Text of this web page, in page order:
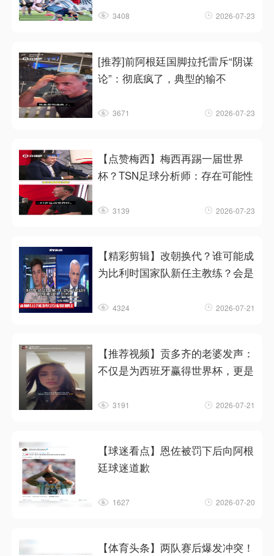
3408 2026-07-23
[推荐]前阿根廷国脚拉托雷斥“阴谋
论”：彻底疯了，典型的输不
3671 2026-07-23
【点赞梅西】梅西再踢一届世界
杯？TSN足球分析师：存在可能性
3139 2026-07-23
【精彩剪辑】改朝换代？谁可能成
为比利时国家队新任主教练？会是
4324 2026-07-21
【推荐视频】贡多齐的老婆发声：
不仅是为西班牙赢得世界杯，更是
3191 2026-07-21
【球迷看点】恩佐被罚下后向阿根
廷球迷道歉
1627 2026-07-20
【体育头条】两队赛后爆发冲突！